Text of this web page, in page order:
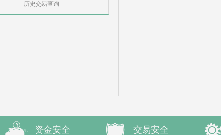
历史交易查询
资金安全 交易安全